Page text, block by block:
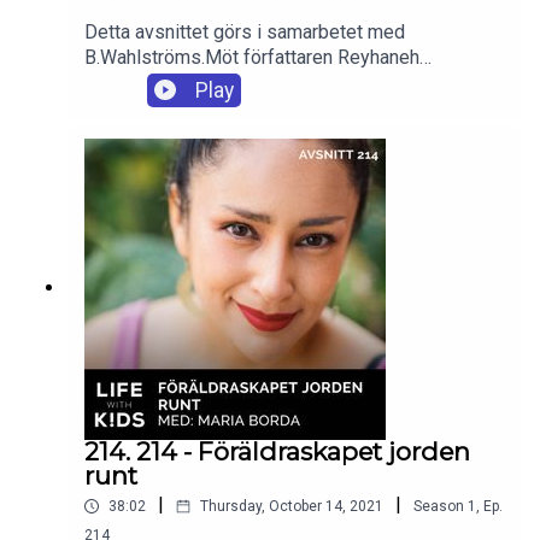
Detta avsnittet görs i samarbetet med
B.Wahlströms.Möt författaren Reyhaneh
Ahangaran som är aktuell med boken: Ska det
kännas så här? Reyhaneh berättar om sitt arbete
som barnpsykolog och varför det är så viktigt att
vi tidigt lär våra barn att prata om sina känslor.
Hon ger oss sina bästa tips om hur man som
familj får till bra samtal om viktiga saker i
vardagen.
Play
214. 214 - Föräldraskapet jorden
runt
38:02 Thursday, October 14, 2021 Season 1 , Ep.
214